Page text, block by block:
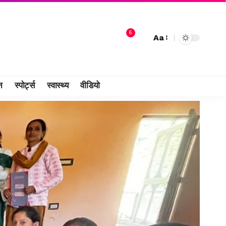
6
Aa
स्पोर्ट्स स्वास्थ्य वीडियो